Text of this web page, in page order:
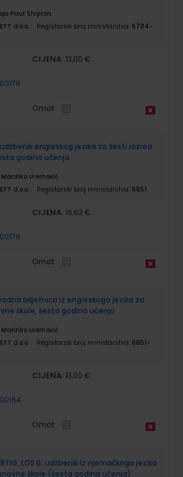
Paul Shipton
d.o.o. Registarski broj ministarstva: 6784-
CIJENA: 13,00 €
Omot
udžbenik engleskog jezika za šesti razred
godina učenja
Uremović
d.o.o. Registarski broj ministarstva: 6851
CIJENA: 16,63 €
Omot
radna bilježnica iz engleskoga jezika za
škole, šesta godina učenja
Uremović
d.o.o. Registarski broj ministarstva: 6851-
CIJENA: 13,00 €
Omot
LOS 6; udžbenik iz njemačkoga jezika
škole (šesta godina učenja)